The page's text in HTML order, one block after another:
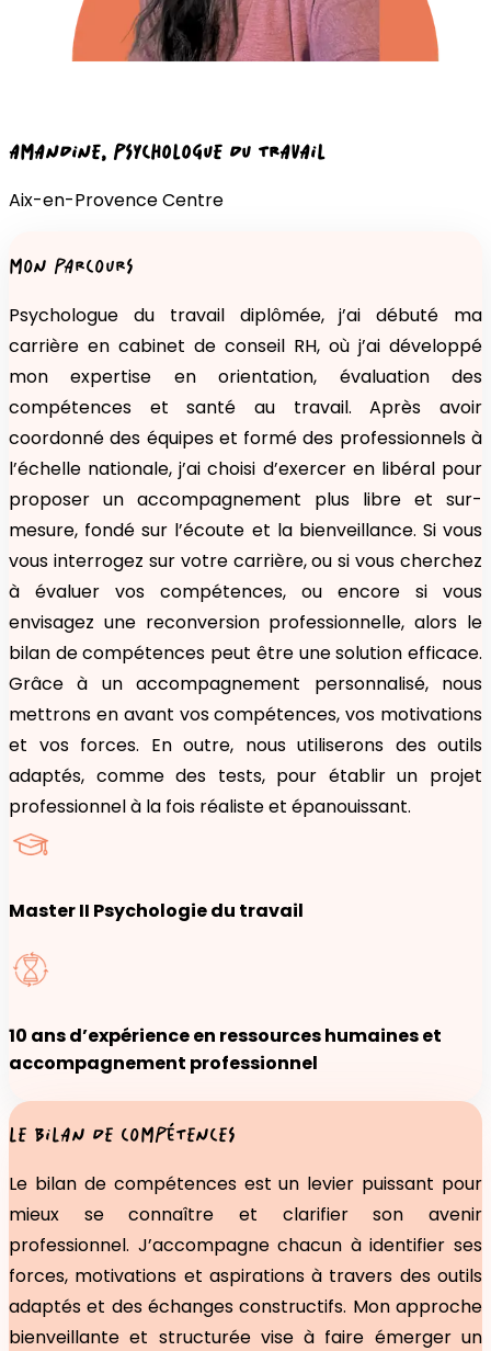
AMANDINE, PSYCHOLOGUE DU TRAVAIL
Aix-en-ProvenceCentre
MON PARCOURS
Psychologue du travail diplômée, j’ai débuté ma
carrière en cabinet de conseil RH, où j’ai développé
mon expertise en orientation, évaluation des
compétences et santé au travail. Après avoir
coordonné des équipes et formé des professionnels à
l’échelle nationale, j’ai choisi d’exercer en libéral pour
proposer un accompagnement plus libre et sur-
mesure, fondé sur l’écoute et la bienveillance. Si vous
vous interrogez sur votre carrière, ou si vous cherchez
à évaluer vos compétences, ou encore si vous
envisagez une reconversion professionnelle, alors le
bilan de compétences peut être une solution efficace.
Grâce à un accompagnement personnalisé, nous
mettrons en avant vos compétences, vos motivations
et vos forces. En outre, nous utiliserons des outils
adaptés, comme des tests, pour établir un projet
professionnel à la fois réaliste et épanouissant.
Master II Psychologie du travail
10 ans d’expérience en ressources humaines et
accompagnement professionnel
LE BILAN DE COMPÉTENCES
Le bilan de compétences est un levier puissant pour
mieux se connaître et clarifier son avenir
professionnel. J’accompagne chacun à identifier ses
forces, motivations et aspirations à travers des outils
adaptés et des échanges constructifs. Mon approche
bienveillante et structurée vise à faire émerger un